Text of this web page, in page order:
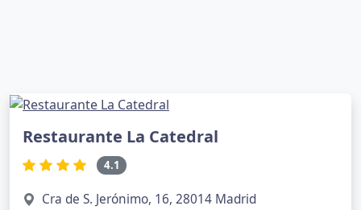
Restaurante La Catedral
4.1
Cra de S. Jerónimo, 16, 28014 Madrid